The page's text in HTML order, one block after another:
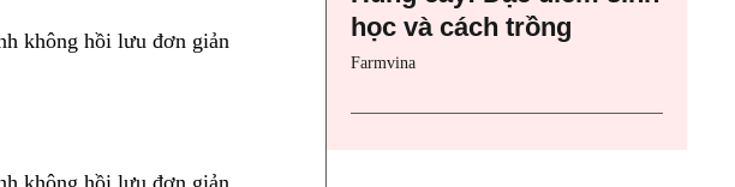
học và cách trồng
Farmvina